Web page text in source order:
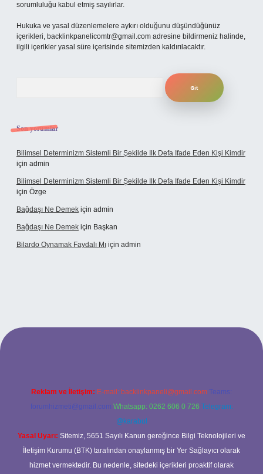
sorumluluğu kabul etmiş sayılırlar.
Hukuka ve yasal düzenlemelere aykırı olduğunu düşündüğünüz
içerikleri, backlinkpanelicomtr@gmail.com adresine bildirmeniz halinde,
ilgili içerikler yasal süre içerisinde sitemizden kaldırılacaktır.
Son yorumlar
Bilimsel Determinizm Sistemli Bir Şekilde Ilk Defa Ifade Eden Kişi Kimdir
için admin
Bilimsel Determinizm Sistemli Bir Şekilde Ilk Defa Ifade Eden Kişi Kimdir
için Özge
Bağdaşı Ne Demek için admin
Bağdaşı Ne Demek için Başkan
Bilardo Oynamak Faydalı Mı için admin
bahis sitesi
Reklam ve İletişim: E-mail: backlinkpaneli@gmail.com Teams:
forumhizmeti@gmail.com Whatsapp: 0262 606 0 726 Telegram:
@karabul
Yasal Uyarı: Sitemiz, 5651 Sayılı Kanun gereğince Bilgi Teknolojileri ve
İletişim Kurumu (BTK) tarafından onaylanmış bir Yer Sağlayıcı olarak
hizmet vermektedir. Bu nedenle, sitedeki içerikleri proaktif olarak